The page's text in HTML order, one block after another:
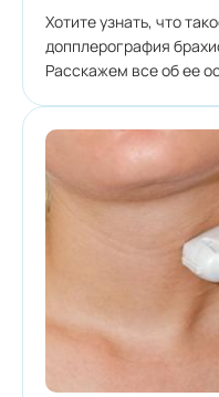
Хотите узнать, что
допплерография
Расскажем все об ее